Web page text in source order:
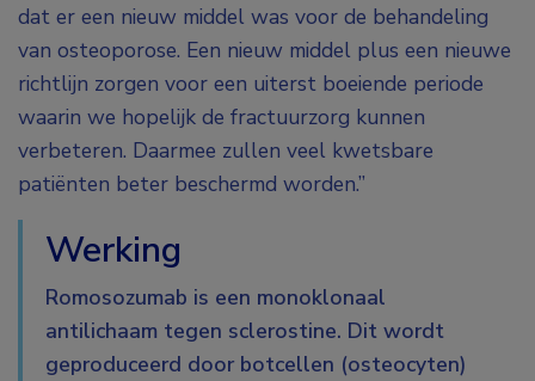
dat er een nieuw middel was voor de behandeling
van osteoporose. Een nieuw middel plus een nieuwe
richtlijn zorgen voor een uiterst boeiende periode
waarin we hopelijk de fractuurzorg kunnen
verbeteren. Daarmee zullen veel kwetsbare
patiënten beter beschermd worden.”
Werking
Romosozumab is een monoklonaal
antilichaam tegen sclerostine. Dit wordt
geproduceerd door botcellen (osteocyten)